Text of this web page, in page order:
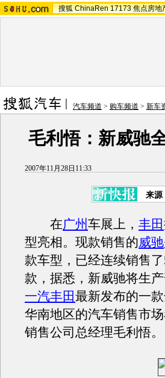
搜狐 ChinaRen 17173 焦点房地
汽车频道 > 购车频道 > 新车
毛利悟：新威驰
2007年11月28日11:33
来源
在广州车展上， 丰田
型亮相。现款销售的威驰
款车型，已经连续销售
款，据悉，新威驰将生
一汽丰田最新发布的一
华南地区的汽车销售市
销售公司总经理毛利悟。